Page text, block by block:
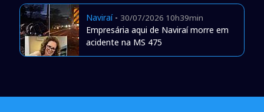
Naviraí- 30/07/2026 10h39min
Empresária aqui de Naviraí morre em
acidente na MS 475